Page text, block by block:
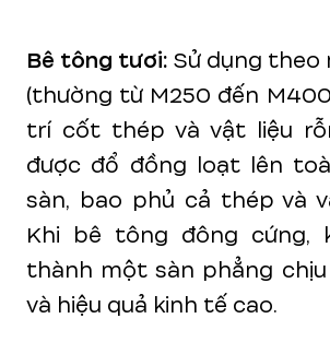
Bê tông tươi: Sử dụng
(thường từ M250 đến
trí cốt thép và vật liệu
được đổ đồng loạt lên
sàn, bao phủ cả thép và
Khi bê tông đông cứng,
thành một sàn phẳng
và hiệu quả kinh tế cao.